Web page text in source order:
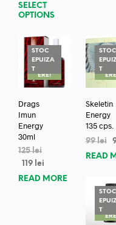
SELECT
OPTIONS
STOC
EPUIZA
TREDUC
ERE!
Drags
Imun
Energy
30ml
125lei
119 lei
READ MORE
STOC
T
Skeletin
Energy
135 cps.
99lei
READ
STOC
T